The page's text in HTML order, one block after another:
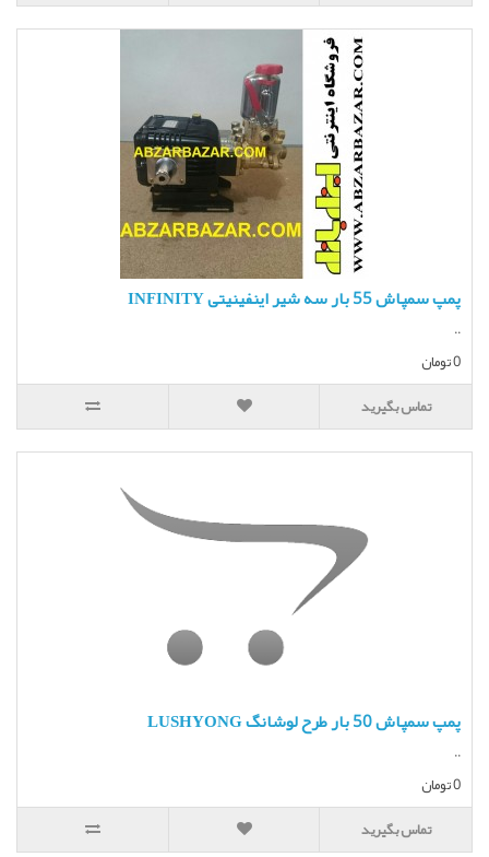
پمپ سمپاش 55 بار سه شیر اینفینیتی INFINITY
..
0 تومان
تماس بگیرید
پمپ سمپاش 50 بار طرح لوشانگ LUSHYONG
..
0 تومان
تماس بگیرید